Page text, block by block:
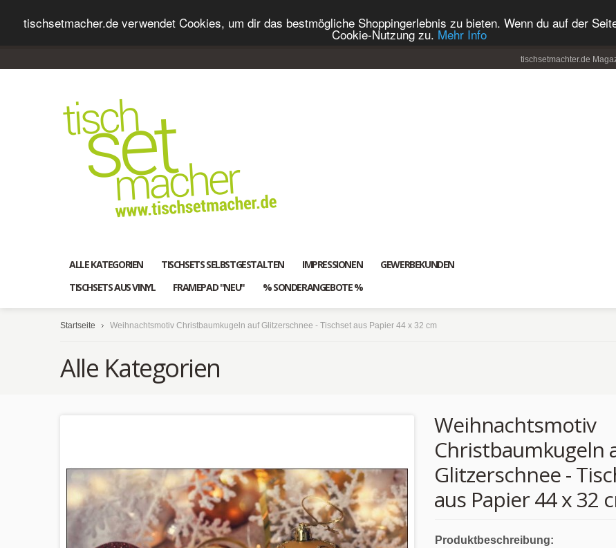
tischsetmacher.de verwendet Cookies, um dir das bestmögliche Shoppingerlebnis zu bieten. Wenn du auf der
Cookie-Nutzung zu. Mehr Info
tischsetmachter.de
ALLE KATEGORIEN TISCHSETS SELBSTGESTALTEN IMPRESSIONEN
GEWERBEKUNDEN
TISCHSETS AUS VINYL
FRAMEPAD "NEU" % SONDERANGEBOTE %
Startseite Weihnachtsmotiv Christbaumkugeln auf Glitzerschnee - Tischset aus Papier 44 x 32 cm
Alle Kategorien
Weihnachtsmotiv
Christbaumkugeln
Glitzerschnee -
aus Papier 44 x 32
Produktbeschreibung: